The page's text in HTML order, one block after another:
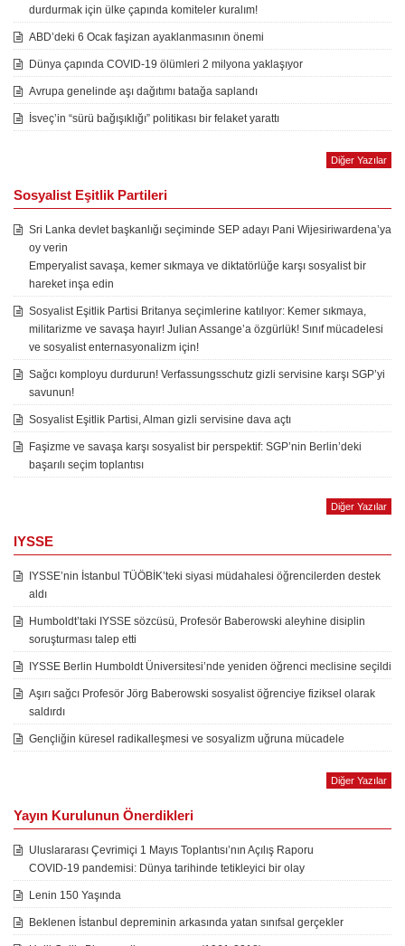
durdurmak için ülke çapında komiteler kuralım!
ABD’deki 6 Ocak faşizan ayaklanmasının önemi
Dünya çapında COVID-19 ölümleri 2 milyona yaklaşıyor
Avrupa genelinde aşı dağıtımı batağa saplandı
İsveç’in “sürü bağışıklığı” politikası bir felaket yarattı
Diğer Yazılar
Sosyalist Eşitlik Partileri
Sri Lanka devlet başkanlığı seçiminde SEP adayı Pani Wijesiriwardena’ya
oy verin
Emperyalist savaşa, kemer sıkmaya ve diktatörlüğe karşı sosyalist bir
hareket inşa edin
Sosyalist Eşitlik Partisi Britanya seçimlerine katılıyor: Kemer sıkmaya,
militarizme ve savaşa hayır! Julian Assange’a özgürlük! Sınıf mücadelesi
ve sosyalist enternasyonalizm için!
Sağcı komployu durdurun! Verfassungsschutz gizli servisine karşı SGP’yi
savunun!
Sosyalist Eşitlik Partisi, Alman gizli servisine dava açtı
Faşizme ve savaşa karşı sosyalist bir perspektif: SGP’nin Berlin’deki
başarılı seçim toplantısı
Diğer Yazılar
IYSSE
IYSSE’nin İstanbul TÜÖBİK’teki siyasi müdahalesi öğrencilerden destek
aldı
Humboldt’taki IYSSE sözcüsü, Profesör Baberowski aleyhine disiplin
soruşturması talep etti
IYSSE Berlin Humboldt Üniversitesi’nde yeniden öğrenci meclisine seçildi
Aşırı sağcı Profesör Jörg Baberowski sosyalist öğrenciye fiziksel olarak
saldırdı
Gençliğin küresel radikalleşmesi ve sosyalizm uğruna mücadele
Diğer Yazılar
Yayın Kurulunun Önerdikleri
Uluslararası Çevrimiçi 1 Mayıs Toplantısı’nın Açılış Raporu
COVID-19 pandemisi: Dünya tarihinde tetikleyici bir olay
Lenin 150 Yaşında
Beklenen İstanbul depreminin arkasında yatan sınıfsal gerçekler